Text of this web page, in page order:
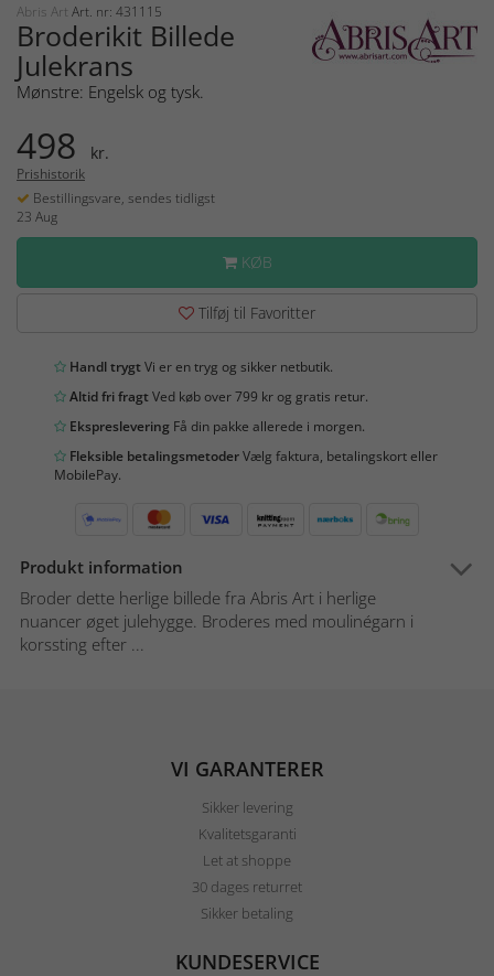
Abris Art Art. nr: 431115
Broderikit Billede
Julekrans
Mønstre: Engelsk og tysk.
498 kr.
Prishistorik
Bestillingsvare, sendes tidligst
23 Aug
KØB
Tilføj til Favoritter
Handl trygtVi er en tryg og sikker netbutik.
Altid fri fragtVed køb over 799 kr og gratis retur.
Ekspreslevering Få din pakke allerede i morgen.
Fleksible betalingsmetoderVælg faktura, betalingskort eller
MobilePay.
Produkt information
Broder dette herlige billede fra Abris Art i herlige
nuancer øget julehygge. Broderes med moulinégarn i
korssting efter ...
VI GARANTERER
Sikker levering
Kvalitetsgaranti
Let at shoppe
30 dages returret
Sikker betaling
KUNDESERVICE